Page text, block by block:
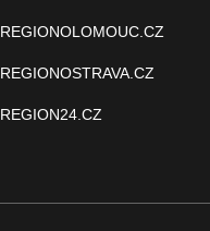
REGIONOLOMOUC.CZ
REGIONOSTRAVA.CZ
REGION24.CZ